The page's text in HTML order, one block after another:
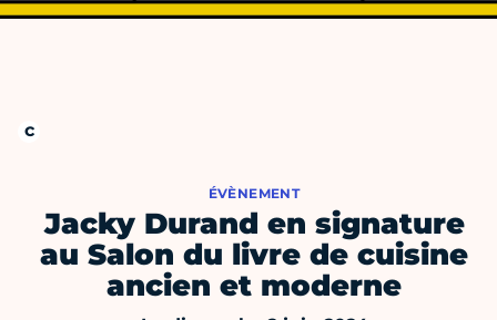
ÉVÈNEMENT
Jacky Durand en signature
au Salon du livre de cuisine
ancien et moderne